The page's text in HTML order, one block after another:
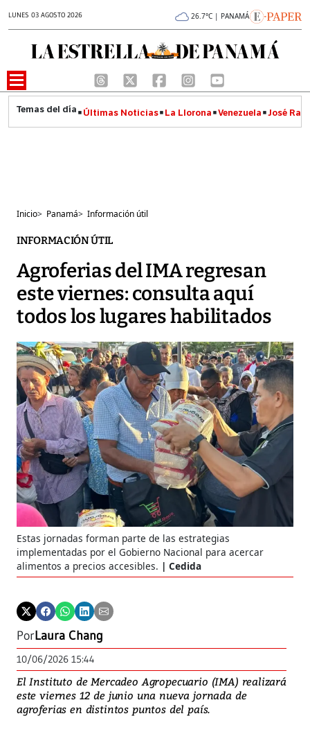
LUNES 03 AGOSTO 2026 26.7°C | PANAMÁ
Últimas Noticias La Llorona Venezuela José
Inicio> Panamá> Información útil
INFORMACIÓN ÚTIL
Agroferias del IMA regresan
este viernes: consulta aquí
todos los lugares habilitados
Estas jornadas forman parte de las estrategias
implementadas por el Gobierno Nacional para acercar
alimentos a precios accesibles.
Cedida
PorLaura Chang
10/06/2026 15:44
El Instituto de Mercadeo Agropecuario (IMA) realizará
este viernes 12 de junio una nueva jornada de
agroferias en distintos puntos del país.